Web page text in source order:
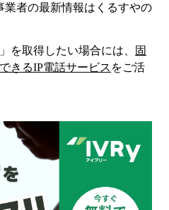
業者の最新情報は くるすやの
」を取得したい場合には、
固
きるIP電話サービス をご活